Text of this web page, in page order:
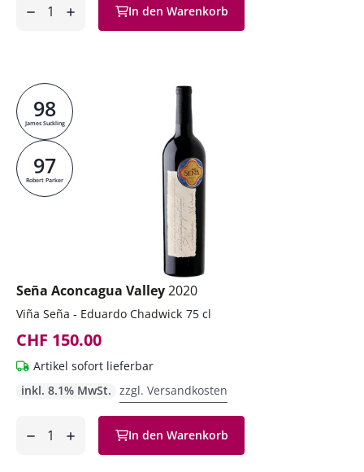
In den Warenkorb
98
James Suckling
97
Robert Parker
Seña Aconcagua Valley2020
Viña Seña - Eduardo Chadwick 75 cl
CHF 150.00
Artikel sofort lieferbar
inkl. 8.1% MwSt. zzgl. Versandkosten
In den Warenkorb